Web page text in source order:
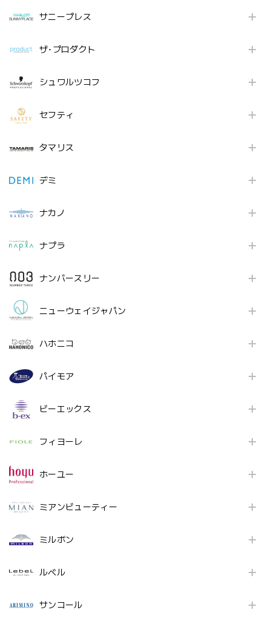
サニープレス
ザ･プロダクト
シュワルツコフ
セフティ
タマリス
デミ
ナカノ
ナプラ
ナンバースリー
ニューウェイジャパン
ハホニコ
パイモア
ビーエックス
フィヨーレ
ホーユー
ミアンビューティー
ミルボン
ルベル
サンコール